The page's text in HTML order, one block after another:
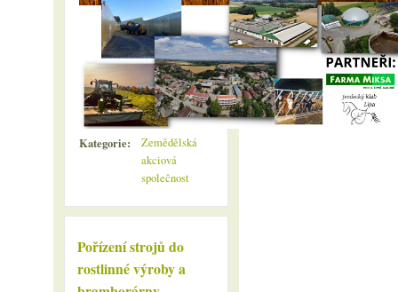
Kategorie:
Zemědělská
akciová
společnost
Pořízení strojů do
rostlinné výroby a